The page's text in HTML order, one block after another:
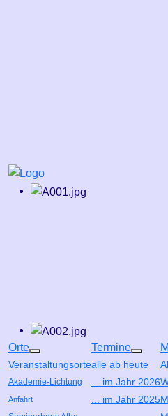
Orte
Weitere Informationen: Orte
Veranstaltungsorte
Akademie-Lichtung
Anfahrt
Termine
alle ab heute
... im Jahr 2026
... im Jahr 2025